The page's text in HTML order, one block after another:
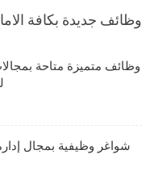
وظائف جديدة بكافة
وظائف متميزة متاحة
شواغر وظيفية بمجال